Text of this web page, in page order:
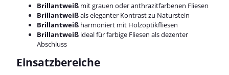
Brillantweißmit grauen oder anthrazitfarbenen Fliesen
Brillantweißals eleganter Kontrast zu Naturstein
Brillantweißharmoniert mit Holzoptikfliesen
Brillantweißideal für farbige Fliesen als dezenter
Abschluss
Einsatzbereiche